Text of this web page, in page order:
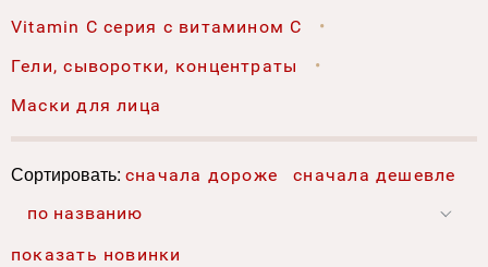
Vitamin C серия с витамином С
Гели, сыворотки, концентраты
Маски для лица
Сортировать: сначала дороже
сначала дешевле
по названию
показать новинки